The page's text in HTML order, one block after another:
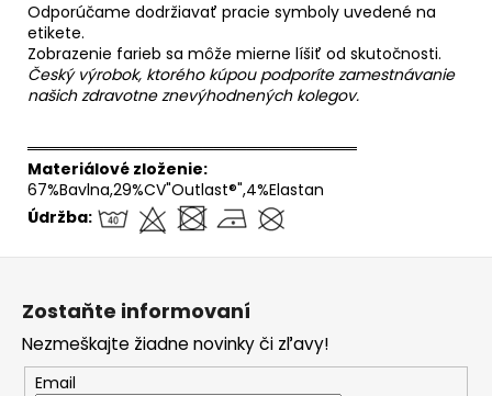
Odporúčame dodržiavať pracie symboly uvedené na
etikete.
Zobrazenie farieb sa môže mierne líšiť od skutočnosti.
Český výrobok, ktorého kúpou podporíte zamestnávanie
našich zdravotne znevýhodnených kolegov.
══════════════════════════════
Materiálové zloženie:
67%Bavlna,29%CV"Outlast®",4%Elastan
Údržba:
Zostaňte informovaní
Nezmeškajte žiadne novinky či zľavy!
Email